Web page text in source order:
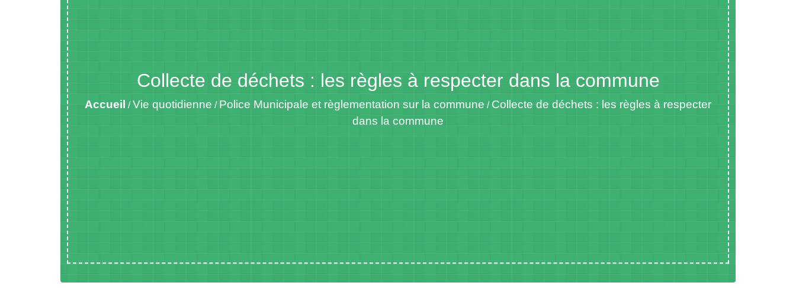
Collecte de déchets : les règles à respecter dans la commune
Accueil /Vie quotidienne / Police Municipale et règlementation sur la commune / Collecte de déchets : les règles à respecter
dans la commune